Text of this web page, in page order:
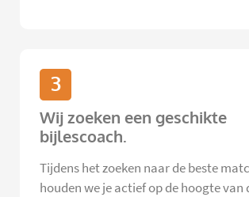
3
Wij zoeken een geschikte
bijlescoach.
Tijdens het zoeken naar de beste
houden we je actief op de hoogte van